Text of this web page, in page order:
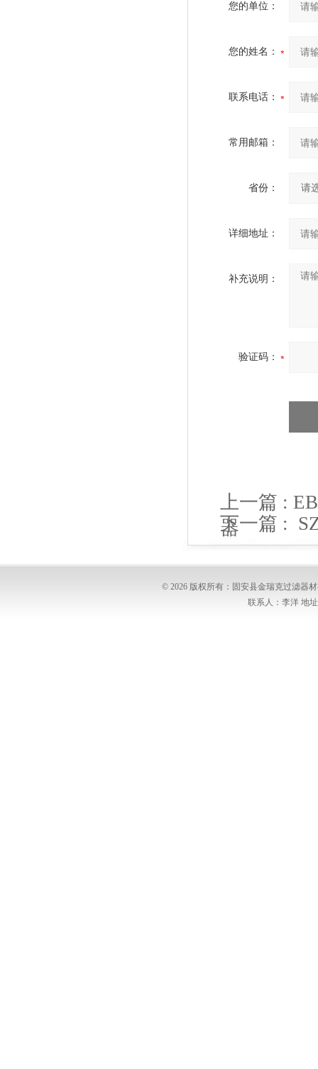
您的单位：
您的姓名：
联系电话：
常用邮箱：
省份：
详细地址：
补充说明：
验证码：
上一篇 :
器
下一篇 :
© 2026 版权所有：固安县金瑞克过滤器
联系人：李洋 地